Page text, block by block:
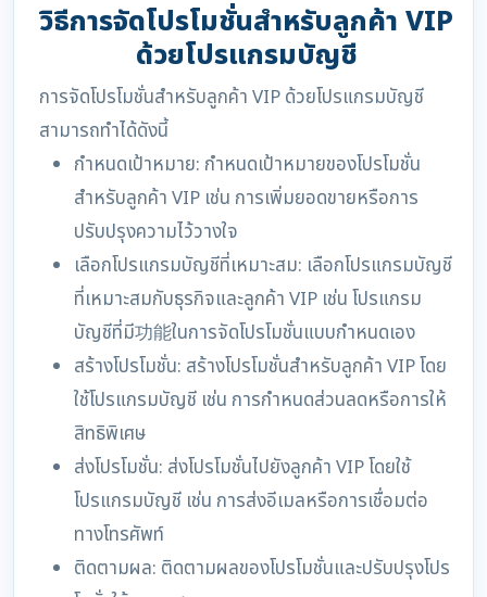
วิธีการจัดโปรโมชั่นสำหรับลูกค้า VIP
ด้วยโปรแกรมบัญชี
การจัดโปรโมชั่นสำหรับลูกค้า VIP ด้วยโปรแกรมบัญชี
สามารถทำได้ดังนี้
กำหนดเป้าหมาย: กำหนดเป้าหมายของโปรโมชั่น
สำหรับลูกค้า VIP เช่น การเพิ่มยอดขายหรือการ
ปรับปรุงความไว้วางใจ
เลือกโปรแกรมบัญชีที่เหมาะสม: เลือกโปรแกรมบัญชี
ที่เหมาะสมกับธุรกิจและลูกค้า VIP เช่น โปรแกรม
บัญชีที่มี功能ในการจัดโปรโมชั่นแบบกำหนดเอง
สร้างโปรโมชั่น: สร้างโปรโมชั่นสำหรับลูกค้า VIP โดย
ใช้โปรแกรมบัญชี เช่น การกำหนดส่วนลดหรือการให้
สิทธิพิเศษ
ส่งโปรโมชั่น: ส่งโปรโมชั่นไปยังลูกค้า VIP โดยใช้
โปรแกรมบัญชี เช่น การส่งอีเมลหรือการเชื่อมต่อ
ทางโทรศัพท์
ติดตามผล: ติดตามผลของโปรโมชั่นและปรับปรุงโปร